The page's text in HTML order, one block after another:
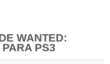
WANTED:
PS3